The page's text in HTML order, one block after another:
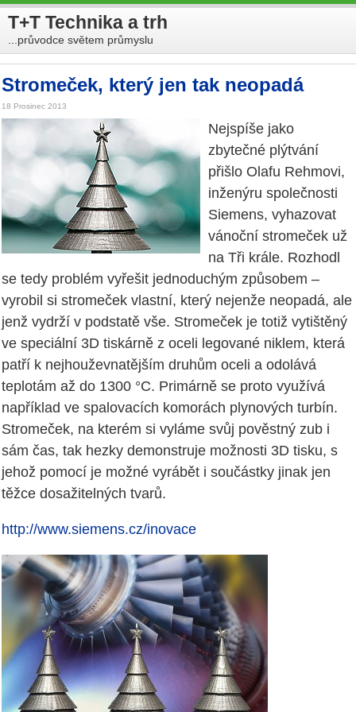
T+T Technika a trh
...průvodce světem průmyslu
Stromeček, který jen tak neopadá
18 Prosinec 2013
Nejspíše jako
zbytečné plýtvání
přišlo Olafu Rehmovi,
inženýru společnosti
Siemens, vyhazovat
vánoční stromeček už
na Tři krále. Rozhodl
se tedy problém vyřešit jednoduchým způsobem –
vyrobil si stromeček vlastní, který nejenže neopadá, ale
jenž vydrží v podstatě vše. Stromeček je totiž vytištěný
ve speciální 3D tiskárně z oceli legované niklem, která
patří k nejhouževnatějším druhům oceli a odolává
teplotám až do 1300 °C. Primárně se proto využívá
například ve spalovacích komorách plynových turbín.
Stromeček, na kterém si vyláme svůj pověstný zub i
sám čas, tak hezky demonstruje možnosti 3D tisku, s
jehož pomocí je možné vyrábět i součástky jinak jen
těžce dosažitelných tvarů.
http://www.siemens.cz/inovace